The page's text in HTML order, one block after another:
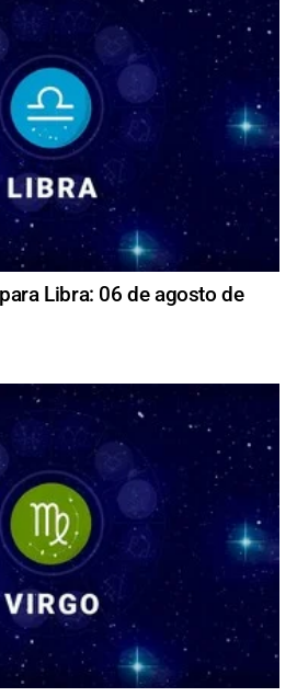
Libra: 06 de agosto de